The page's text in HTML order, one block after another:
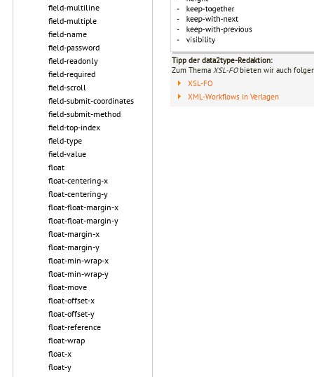
field-multiline
field-multiple
field-name
field-password
field-readonly
field-required
field-scroll
field-submit-coordinates
field-submit-method
field-top-index
field-type
field-value
float
float-centering-x
float-centering-y
float-float-margin-x
float-float-margin-y
float-margin-x
float-margin-y
float-min-wrap-x
float-min-wrap-y
float-move
float-offset-x
float-offset-y
float-reference
float-wrap
float-x
float-y
Tipp der data2type-Redaktion:
Zum Thema XSL-FObieten wir auch
XSL-FO
XML-Workflows in Verlagen